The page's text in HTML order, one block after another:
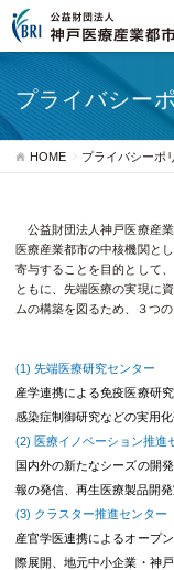
プライバシー
HOME プライバシーポ
公益財団法人神戸医療産
医療産業都市の中核機関と
寄与することを目的として
ともに、先端医療の実現に
ムの構築を図るため、３つ
先端医療研究センター
産学連携による免疫医療研
感染症制御研究などの実用
医療イノベーション推進
国内外の新たなシーズの開
報の発信、再生医療製品開
クラスター推進センター
産官学医連携によるオープ
際展開、地元中小企業・神